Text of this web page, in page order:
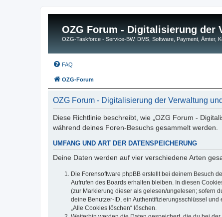
OZG Forum - Digitalisierung der
OZG-Taskforce - Service-BW, DMS, Software, Payment, Ämter,
FAQ
OZG-Forum
OZG Forum - Digitalisierung der Verwaltung
Diese Richtlinie beschreibt, wie „OZG Forum -
während deines Foren-Besuchs gesammelt werden.
UMFANG UND ART DER DATENSPEICHERUNG
Deine Daten werden auf vier verschiedene Arten
Die Forensoftware phpBB erstellt bei deinem Besuch
Aufrufen des Boards erhalten bleiben. In diesen
(zur Markierung dieser als gelesen/ungelesen; sofern
deine Benutzer-ID, ein Authentifizierungsschlüssel
„Alle Cookies löschen“ löschen.